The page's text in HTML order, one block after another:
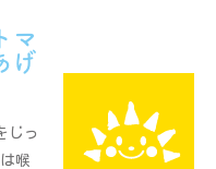
マ
げ
じっ
喉